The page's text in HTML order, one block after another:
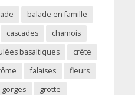
balade en famille
cascades
chamois
basaltiques
crête
falaises
fleurs
gorges
grotte